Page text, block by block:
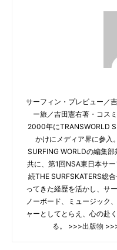
サーフィン・プレビュー／
ー旅／吉田憲右著・コス
2000年にTRANSWORLD
かけにメディア界に参
SURFING WORLDの編集
共に、第1回NSA東日本サ
続THE SURFSKATERS総
ってきた経歴を活かし、サ
ノーボード、ミュージック
ャーとしてとらえ、心の赴
る。 >>>出版物